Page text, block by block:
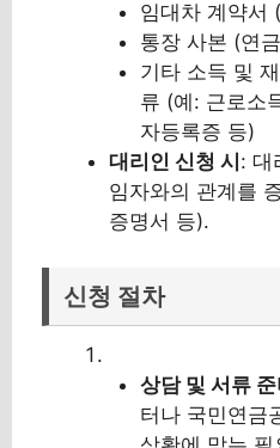
임대차 계약서
통장 사본 (연
기타 소득 및
류 (예: 근로소
자등록증 등)
대리인 신청 시 : 대
임자와의 관계를
증명서 등).
신청 절차
상담 및 서류 준
터나 국민연금